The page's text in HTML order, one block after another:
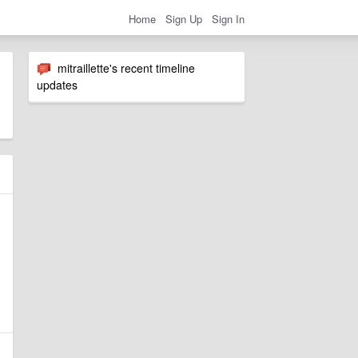
Home Sign Up Sign In
mitraillette's recent timeline
updates